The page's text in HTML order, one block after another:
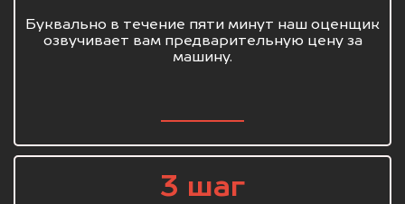
Буквально в течение пяти минут наш оценщик
озвучивает вам предварительную цену за
машину.
3 шаг